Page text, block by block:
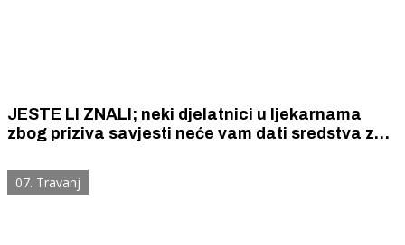
JESTE LI ZNALI; neki djelatnici u ljekarnama
zbog priziva savjesti neće vam dati sredstva za
liječnik.
07. Travanj